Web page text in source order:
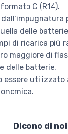
C (R14).
delle
di ricarica più
maggiore di
delle batterie.
essere utilizzato
Dicono di noi